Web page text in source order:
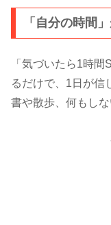
「自分の時間
「気づいたら1時
るだけで、1日が信
書や散歩、何もし